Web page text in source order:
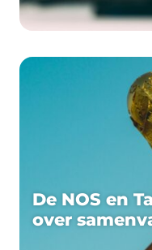
De NOS en
over